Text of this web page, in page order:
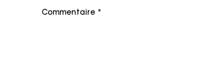
Commentaire *